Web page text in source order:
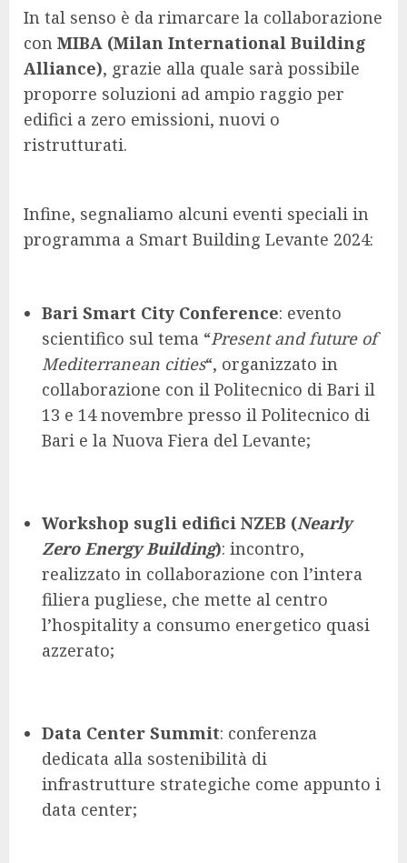
In tal senso è da rimarcare la collaborazione
con MIBA (Milan International Building
Alliance), grazie alla quale sarà possibile
proporre soluzioni ad ampio raggio per
edifici a zero emissioni, nuovi o
ristrutturati.
Infine, segnaliamo alcuni eventi speciali in
programma a Smart Building Levante 2024:
Bari Smart City Conference: evento
scientifico sul tema “Present and future of
Mediterranean cities“, organizzato in
collaborazione con il Politecnico di Bari il
13 e 14 novembre presso il Politecnico di
Bari e la Nuova Fiera del Levante;
Workshop sugli edifici NZEB (Nearly
Zero Energy Building): incontro,
realizzato in collaborazione con l’intera
filiera pugliese, che mette al centro
l’hospitality a consumo energetico quasi
azzerato;
Data Center Summit: conferenza
dedicata alla sostenibilità di
infrastrutture strategiche come appunto i
data center;